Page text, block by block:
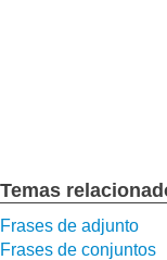
Temas
Frases de adjunto
Frases de conjuntos